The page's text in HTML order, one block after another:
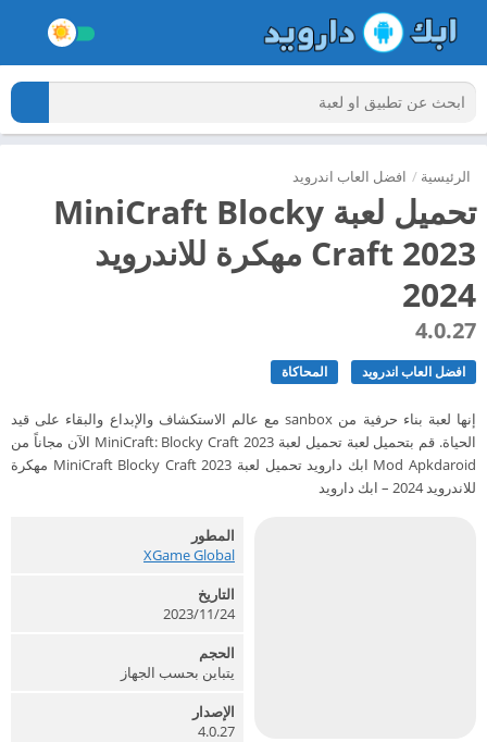
الرئيسية / افضل العاب اندرويد
تحميل لعبة MiniCraft Blocky
Craft 2023 مهكرة للاندرويد
2024
4.0.27
افضل العاب اندرويد المحاكاة
إنها لعبة بناء حرفية من sanbox مع عالم الاستكشاف والإبداع والبقاء على قيد
الحياة. قم بتحميل لعبة تحميل لعبة MiniCraft: Blocky Craft 2023 الآن مجاناً من
Mod Apkdaroid ابك دارويد تحميل لعبة MiniCraft Blocky Craft 2023 مهكرة
للاندرويد 2024 – ابك دارويد
المطور
XGame Global‏
التاريخ
24‏/11‏/2023
الحجم
يتباين بحسب الجهاز
الإصدار
4.0.27